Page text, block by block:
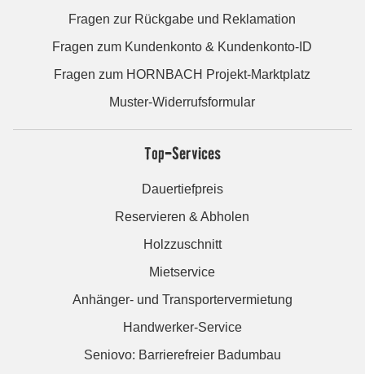
Fragen zur Rückgabe und Reklamation
Fragen zum Kundenkonto & Kundenkonto-ID
Fragen zum HORNBACH Projekt-Marktplatz
Muster-Widerrufsformular
Top-Services
Dauertiefpreis
Reservieren & Abholen
Holzzuschnitt
Mietservice
Anhänger- und Transportervermietung
Handwerker-Service
Seniovo: Barrierefreier Badumbau